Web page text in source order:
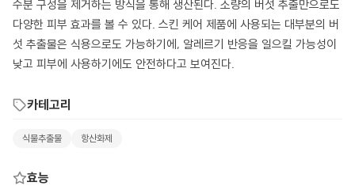
수분 구성을 제거하는 방식을 통해 생산된다. 소량의 버섯 추출만으로도
다양한 피부 효과를 볼 수 있다. 스킨 케어 제품에 사용되는 대부분의 버
섯 추출물은 식용으로도 가능하기에, 알레르기 반응을 일으킬 가능성이
낮고 피부에 사용하기에도 안전하다고 보여진다.
카테고리
식물추출물 항산화제
효능